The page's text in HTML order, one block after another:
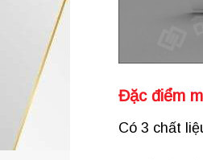
Đặc điểm
Có 3 chất